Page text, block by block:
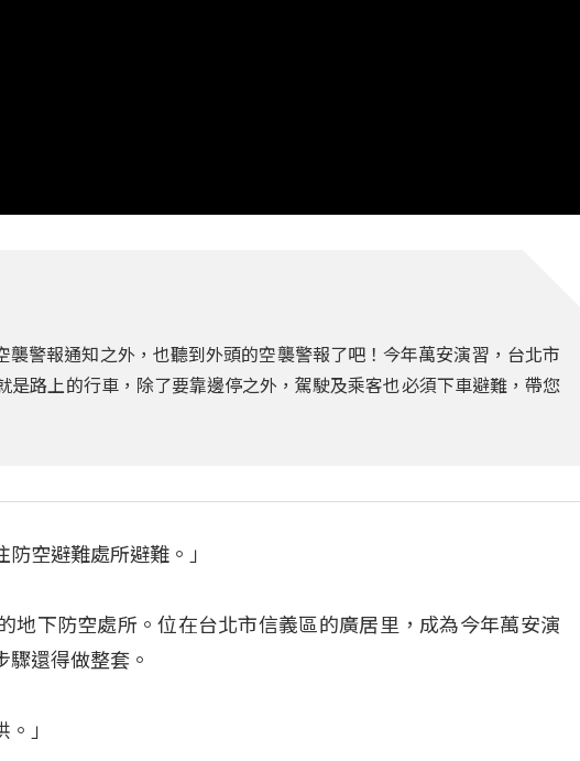
警報通知之外，也聽到外頭的空襲警報了吧！今年萬安演習，台北市
是路上的行車，除了要靠邊停之外，駕駛及乘客也必須下車避難，帶您
空避難處所避難。」
地下防空處所。位在台北市信義區的廣居里，成為今年萬安演
還得做整套。
」